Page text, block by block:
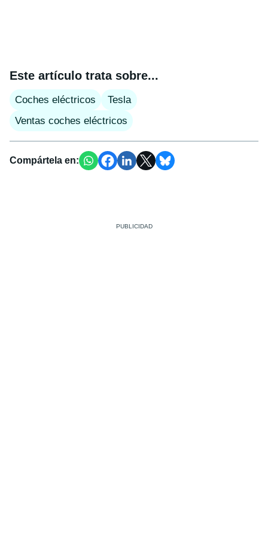
Este artículo trata sobre...
Coches eléctricos
Tesla
Ventas coches eléctricos
Compártela en: